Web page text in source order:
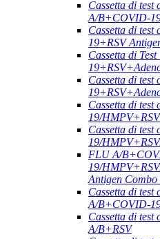
Cassetta di
A/B+COVID-
Cassetta di
19+RSV
Cassetta di
Cassetta di
Cassetta di
19/
Cassetta di
19/
FLU A/
19/
Antigen Combo
Cassetta di
A/B+COVID-
Cassetta di
A/B+RSV